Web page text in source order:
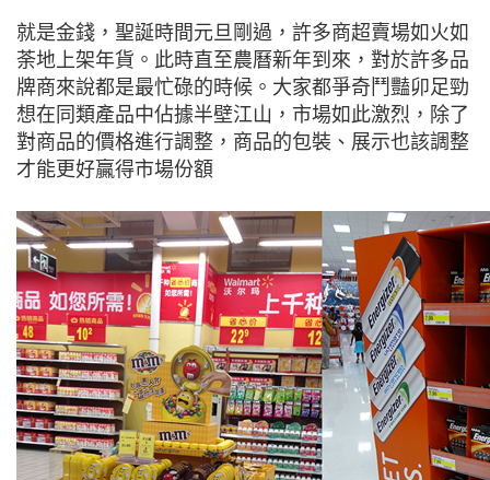
就是金錢，聖誕時間元旦剛過，許多商超賣場如火如
荼地上架年貨。此時直至農曆新年到來，對於許多品
牌商來說都是最忙碌的時候。大家都爭奇鬥豔卯足勁
想在同類產品中佔據半壁江山，市場如此激烈，除了
對商品的價格進行調整，商品的包裝、展示也該調整
才能更好贏得市場份額